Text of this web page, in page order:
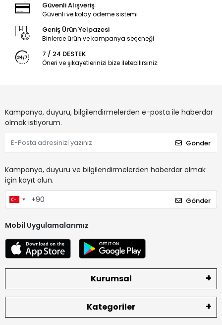
Güvenli Alışveriş
Güvenli ve kolay ödeme sistemi
Geniş Ürün Yelpazesi
Binlerce ürün ve kampanya seçeneği
7 / 24 DESTEK
Öneri ve şikayetlerinizi bize iletebilirsiniz.
Kampanya, duyuru, bilgilendirmelerden e-posta ile haberdar
olmak istiyorum.
Gönder
Kampanya, duyuru ve bilgilendirmelerden haberdar olmak
için kayıt olun.
Gönder
Mobil Uygulamalarımız
Kurumsal
Kategoriler